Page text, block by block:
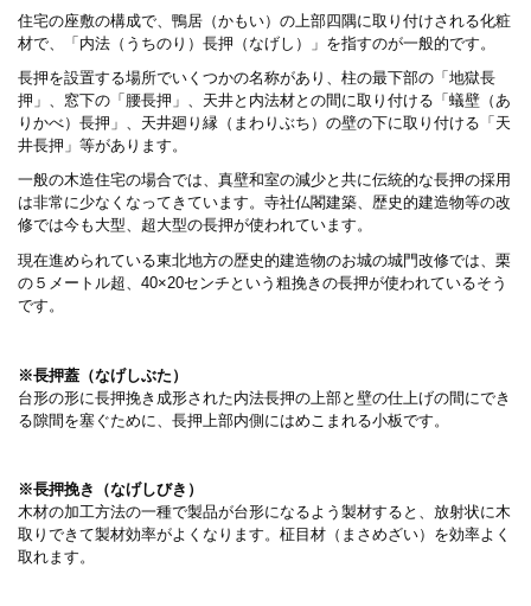
住宅の座敷の構成で、鴨居（かもい）の上部四隅に取り付けされる化粧
材で、「内法（うちのり）長押（なげし）」を指すのが一般的です。
長押を設置する場所でいくつかの名称があり、柱の最下部の「地獄長
押」、窓下の「腰長押」、天井と内法材との間に取り付ける「蟻壁（あ
りかべ）長押」、天井廻り縁（まわりぶち）の壁の下に取り付ける「天
井長押」等があります。
一般の木造住宅の場合では、真壁和室の減少と共に伝統的な長押の採用
は非常に少なくなってきています。寺社仏閣建築、歴史的建造物等の改
修では今も大型、超大型の長押が使われています。
現在進められている東北地方の歴史的建造物のお城の城門改修では、栗
の５メートル超、40×20センチという粗挽きの長押が使われているそう
です。
※長押蓋（なげしぶた）
台形の形に長押挽き成形された内法長押の上部と壁の仕上げの間にでき
る隙間を塞ぐために、長押上部内側にはめこまれる小板です。
※長押挽き（なげしびき）
木材の加工方法の一種で製品が台形になるよう製材すると、放射状に木
取りできて製材効率がよくなります。柾目材（まさめざい）を効率よく
取れます。